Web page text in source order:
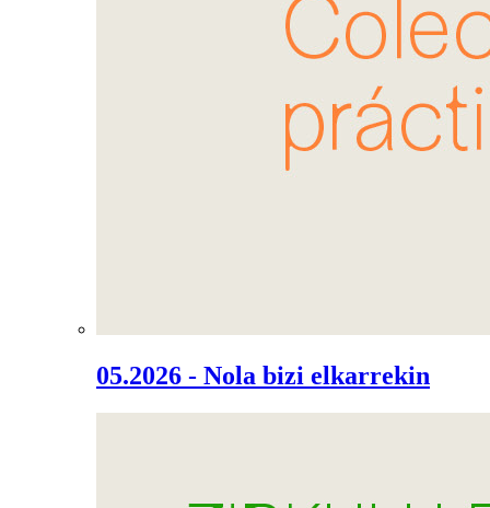
05.2026 - Nola bizi elkarrekin